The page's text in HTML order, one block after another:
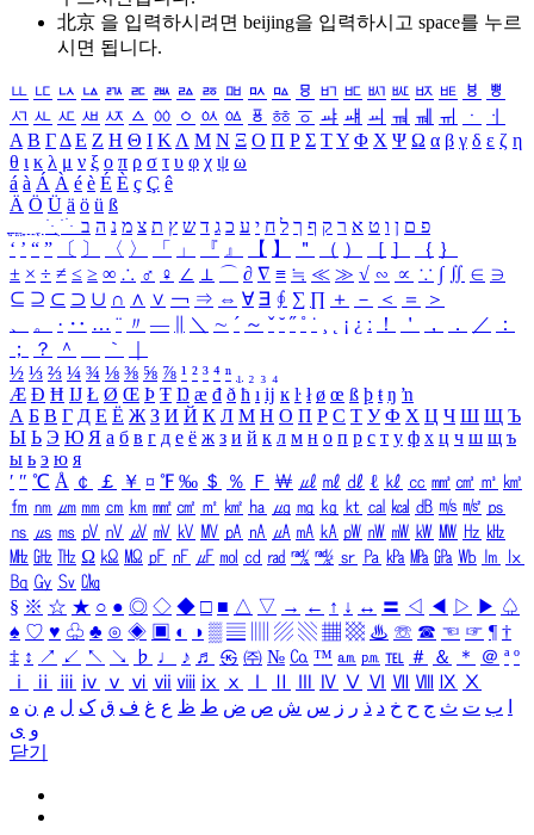
北京 을 입력하시려면 beijing을 입력하시고 space를 누르
시면 됩니다.
ㅥ ㅦ ㅧ ㅨ ㅩ ㅪ ㅫ ㅬ ㅭ ㅮ ㅯ ㅰ ㅱ ㅲ ㅳ ㅴ ㅵ ㅶ ㅷ ㅸ
ㅹ
ㅺ ㅻ ㅼ ㅽ ㅾ ㅿ ㆀ ㆁ ㆂ ㆃ ㆄ ㆅ ㆆ ㆇ ㆈ ㆉ ㆊ ㆋ ㆌ ㆍ
ㆎ
Α Β ΓΔ Ε Ζ Η Θ Ι ΚΛ Μ Ν Ξ Ο Π Ρ Σ ΤΥ Φ Χ Ψ Ω α β γ δ ε ζ η
θ ι κ λ μ ν ξ ο π ρ σ τ υ φ χ ψ ω
á à Á À é è É È ç Ç ê
Ä Ö Ü ä ö ü ß
ִֶֹ ֻּ ׁׂ פ ם ן ו ט א ר ק ף ך ל ח י ע כ ג ד ש ץ ת צ מ נ ה ב
‘ ’ “ ” 〔 〕 〈 〉 「 」 『 』 【 】 ＂ （ ） ［ ］ ｛ ｝
± × ÷ ≠ ≤ ≥ ∞ ∴ ♂ ♀ ∠ ⊥ ⌒ ∂ ∇ ≡ ≒ ≪ ≫ √ ∽ ∝ ∵ ∫ ∬ ∈ ∋
⊆ ⊇ ⊂ ⊃ ∪ ∩ ∧ ∨ ￢ ⇒ ⇔ ∀ ∃ ∮ ∑ ∏ ＋ － ＜ ＝
＞
、
。 · ‥ … ¨ 〃 ― ＼ ∼ ´ ～ ˇ ˘ ˝ ˚ ˙ ¸ ¡ ¿ ː ！ ＇ ， ． ／
：
；
？ ＾ ｀
½ ⅓ ⅔ ¼ ¾ ⅛ ⅜ ⅝ ⅞ ¹ ² ³ ⁴ ⁿ ₁ ₂ ₃ ₄
Æ Ð Ħ Ĳ Ł Ø Œ Þ Ŧ Ŋ æ đ ð ħ ı ĳ ĸ ŀ ł ø œ ß þ ŧ ŋ ŉ
А Б В Г Д Е Ё Ж З И Й К Л М Н О П Р С Т У Ф Х Ц Ч Ш Щ Ъ
Ы Ь Э Ю Я а б в г д е ё ж з и й к л м н о п р с т у ф х ц ч ш щ ъ
ы ь э ю я
′ ″ ℃ Å ￠ ￡ ￥ ¤ ℉ ‰ ＄ ％ Ｆ ￦ ㎕ ㎖ ㎗ ℓ ㎘ ㏄ ㎣ ㎤ ㎥ ㎦
㎙ ㎚ ㎛ ㎜ ㎝ ㎞ ㎟ ㎠ ㎡ ㎢ ㏊ ㎍ ㎎ ㎏ ㏏ ㎈ ㎉ ㏈ ㎧ ㎨ ㎰
㎱ ㎲ ㎳ ㎴ ㎵ ㎶ ㎷ ㎸ ㎹ ㎀ ㎁ ㎂ ㎃ ㎄ ㎺ ㎻ ㎽ ㎾ ㎿ ㎐ ㎑
㎒ ㎓ ㎔ Ω ㏀ ㏁ ㎊ ㎋ ㎌ ㏖ ㏅ ㎭ ㎮ ㎯ ㏛ ㎩ ㎪ ㎫ ㎬ ㏝ ㏐
㏓
㏃ ㏉ ㏜ ㏆
§ ※ ☆ ★ ○ ● ◎ ◇ ◆ □ ■ △ ▽ → ← ↑ ↓ ↔ 〓 ◁ ◀ ▷ ▶ ♤
♠ ♡ ♥ ♧ ♣ ⊙ ◈ ▣ ◐ ◑ ▒ ▤ ▨ ▧ ▦ ▩ ♨ ☏ ☎ ☜ ☞ ¶ †
‡ ↕ ↗ ↙ ↖ ↘ ♭ ♩ ♪ ♬ ㉿ ㈜ № ㏇ ™ ㏂ ㏘ ℡ ＃ ＆ ＊ ＠ ª º
ⅰ
ⅱ ⅲ ⅳ ⅴ ⅵ ⅶ ⅷ ⅸ ⅹ Ⅳ Ⅴ Ⅵ Ⅶ Ⅷ Ⅸ Ⅹ
ب ت ث ج ح خ د ذ ر ز س ش ص ض ط ظ ع غ ف ق ک ل م ن ه
و ی
닫기